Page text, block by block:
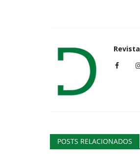
POSTS RELACIONADOS
Gente” no
Revista Descla Nov 7,